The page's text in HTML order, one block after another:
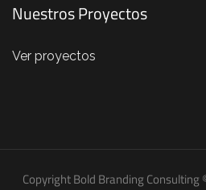
Nuestros Proyectos
Ver proyectos
Copyright Bold Branding